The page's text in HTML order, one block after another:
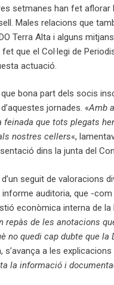
setmanes han fet
Males relacions que
Terra Alta i alguns
que el Col·legi de
actuació.
que bona part dels socis
jornades. «Amb
que tots plegats
nostres cellers«,
dins la junta del
seguit de valoracions
informe auditoria, que -
econòmica interna de la
repàs de les anotacions
no quedi cap dubte que la
s’avança a les
la informació i